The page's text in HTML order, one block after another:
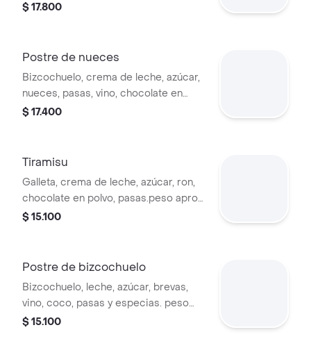
$ 17.800
Postre de nueces
Bizcochuelo, crema de leche, azúcar,
nueces, pasas, vino, chocolate en
polvo. peso aprox. .190 g.
$ 17.400
Tiramisu
Galleta, crema de leche, azúcar, ron,
chocolate en polvo, pasas.peso aprox.
190 g.
$ 15.100
Postre de bizcochuelo
Bizcochuelo, leche, azúcar, brevas,
vino, coco, pasas y especias. peso
aprox. .230 g.
$ 15.100